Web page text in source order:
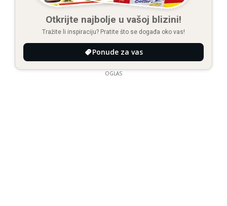
Otkrijte najbolje u vašoj blizini!
Tražite li inspiraciju? Pratite što se događa oko vas!
Ponude za vas
OGLAS